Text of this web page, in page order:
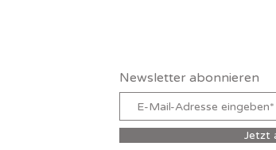
Newsletter abonnieren
Jetzt